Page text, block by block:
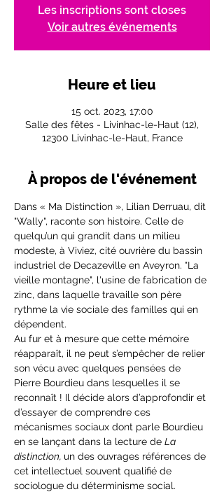
Les inscriptions sont closes
Voir autres événements
Heure et lieu
15 oct. 2023, 17:00
Salle des fêtes - Livinhac-le-Haut (12),
12300 Livinhac-le-Haut, France
À propos de l'événement
Dans « Ma Distinction », Lilian Derruau, dit
"Wally", raconte son histoire. Celle de
quelqu’un qui grandit dans un milieu
modeste, à Viviez, cité ouvrière du bassin
industriel de Decazeville en Aveyron. "La
vieille montagne", l'usine de fabrication de
zinc, dans laquelle travaille son père
rythme la vie sociale des familles qui en
dépendent.
Au fur et à mesure que cette mémoire
réapparaît, il ne peut s’empêcher de relier
son vécu avec quelques pensées de
Pierre Bourdieu dans lesquelles il se
reconnaît ! Il décide alors d’approfondir et
d’essayer de comprendre ces
mécanismes sociaux dont parle Bourdieu
en se lançant dans la lecture de La
distinction, un des ouvrages références de
cet intellectuel souvent qualifié de
sociologue du déterminisme social.